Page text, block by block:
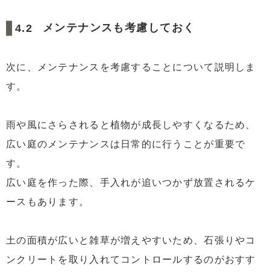
メンテナンスも考慮しておく
次に、メンテナンスを考慮することについて説明しま
す。
雨や風にさらされると植物が成長しやすくなるため、
広い庭のメンテナンスは日常的に行うことが重要で
す。
広い庭を作った際、手入れが追いつかず放置されるケ
ースもあります。
土の面積が広いと雑草が増えやすいため、石張りやコ
ンクリートを取り入れてコントロールするのがおすす